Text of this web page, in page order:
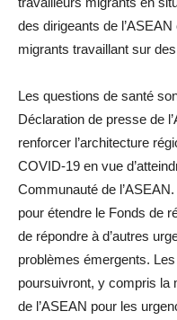
des dirigeants de
migrants travaillant sur
Les questions de santé
Déclaration de presse de
renforcer l’architecture
COVID-19 en vue
Communauté de
pour étendre le Fonds de
de répondre à d’autres
problèmes émergents.
poursuivront, y compris la
de l’ASEAN pour les